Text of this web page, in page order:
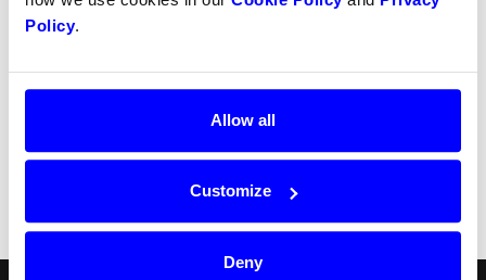
Policy.
Allow all
Customize
Deny
SCA
Chargebacks
Split Payout